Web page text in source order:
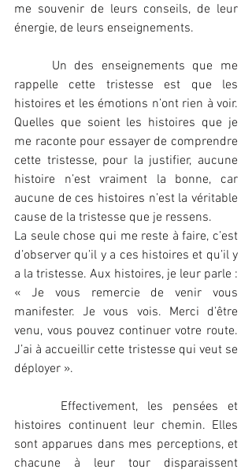
me souvenir de leurs conseils, de leur
énergie, de leurs enseignements.
rappelle cette tristesse est que les
histoires et les émotions n’ont rien à voir.
Quelles que soient les histoires que je
me raconte pour essayer de comprendre
cette tristesse, pour la justifier, aucune
histoire n’est vraiment la bonne, car
aucune de ces histoires n’est la véritable
cause de la tristesse que je ressens.
La seule chose qui me reste à faire, c’est
d’observer qu’il y a ces histoires et qu’il y
a la tristesse. Aux histoires, je leur parle :
« Je vous remercie de venir vous
manifester. Je vous vois. Merci d’être
venu, vous pouvez continuer votre route.
J’ai à accueillir cette tristesse qui veut se
déployer ».
histoires continuent leur chemin. Elles
sont apparues dans mes perceptions, et
chacune à leur tour disparaissent